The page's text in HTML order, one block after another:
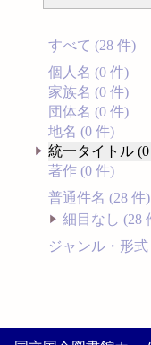
すべて (28 件)
個人名 (0 件)
家族名 (0 件)
団体名 (0 件)
地名 (0 件)
統一タイトル
著作 (0 件)
普通件名 (28 件)
細目なし (28
ジャンル・形式